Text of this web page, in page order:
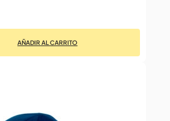
AÑADIR AL CARRITO